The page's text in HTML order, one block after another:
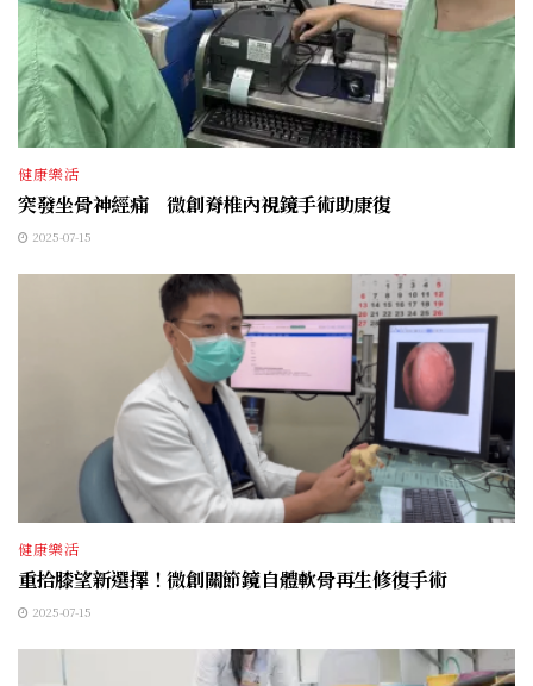
健康樂活
突發坐骨神經痛 微創脊椎內視鏡手術助康復
2025-07-15
健康樂活
重拾膝望新選擇！微創關節鏡自體軟骨再生修復手術
2025-07-15